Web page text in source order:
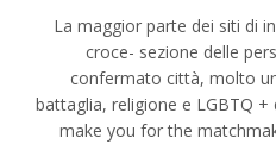
La maggior parte dei siti di
croce- sezione delle
confermato città, molto
battaglia, religione e LGBTQ
make you for the